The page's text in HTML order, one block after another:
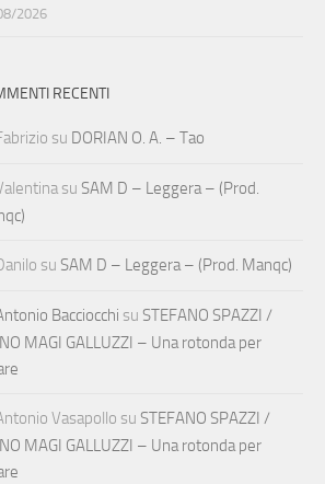
2026
RECENTI
su DORIAN O. A. – Tao
su SAM D – Leggera – (Prod.
su SAM D – Leggera – (Prod. Manqc)
Bacciocchi su STEFANO SPAZZI /
MAGI GALLUZZI – Una rotonda per
Vasapollo su STEFANO SPAZZI /
MAGI GALLUZZI – Una rotonda per